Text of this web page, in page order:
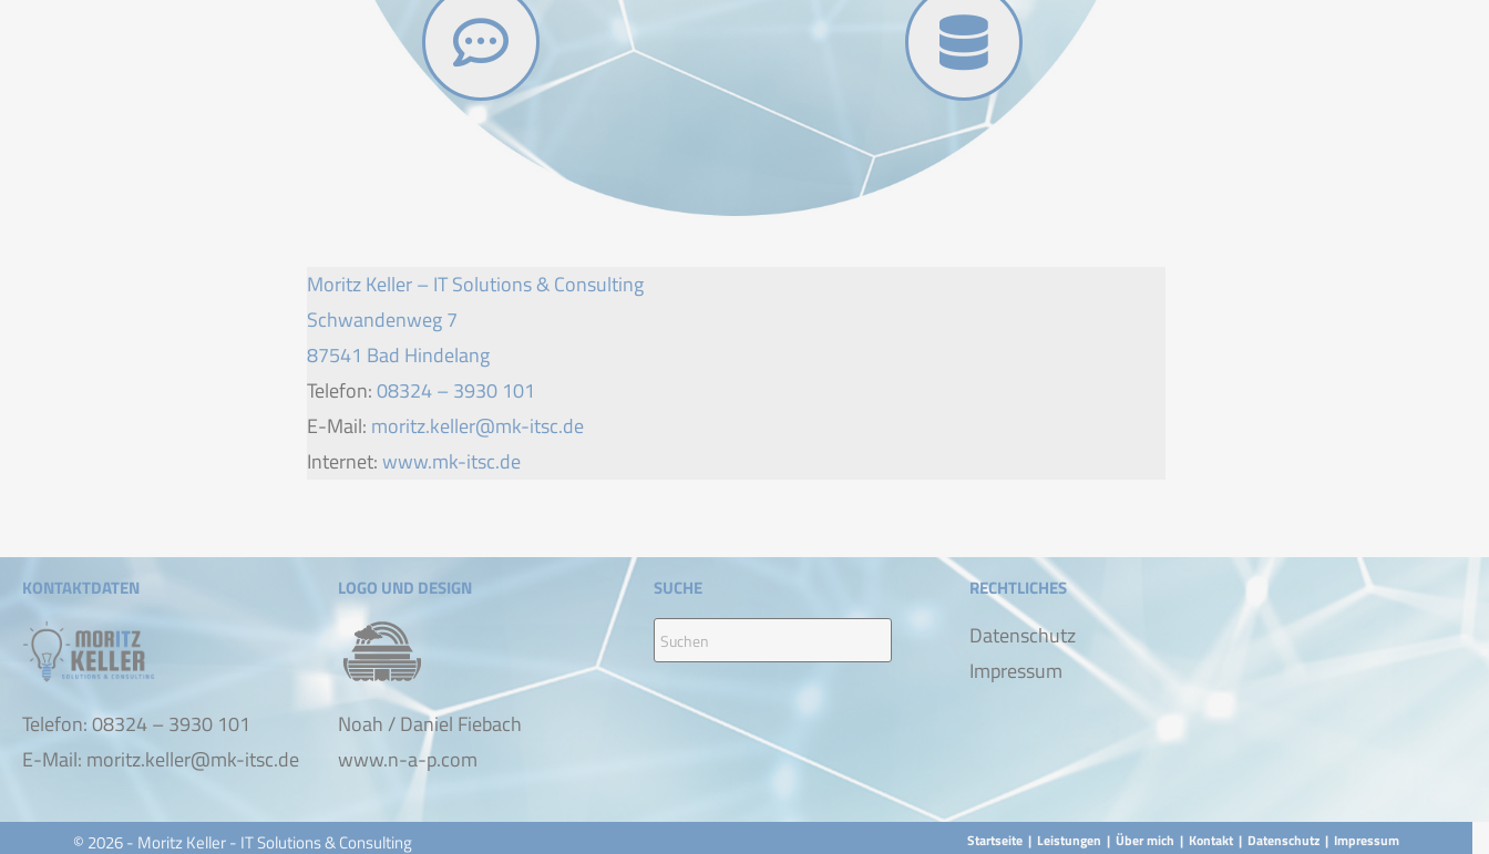
Moritz Keller – IT Solutions & Consulting
Schwandenweg 7
87541 Bad Hindelang
Telefon:08324 – 3930 101
E-Mail: moritz.keller@mk-itsc.de
Internet:www.mk-itsc.de
KONTAKTDATEN
Telefon:08324 – 3930 101
E-Mail: moritz.keller@mk-itsc.de
LOGO UND DESIGN
Noah / Daniel Fiebach
www.n-a-p.com
SUCHE RECHTLICHES
Datenschutz
Impressum
Startseite Leistungen Über mich Kontakt Datenschutz Impressum
© 2026 - Moritz Keller - IT Solutions & Consulting